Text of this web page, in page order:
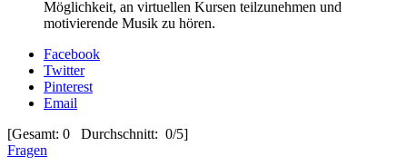
Möglichkeit, an virtuellen Kursen teilzunehmen und
motivierende Musik zu hören.
Facebook
Twitter
Pinterest
Email
[Gesamt: 0 Durchschnitt: 0/5]
Fragen